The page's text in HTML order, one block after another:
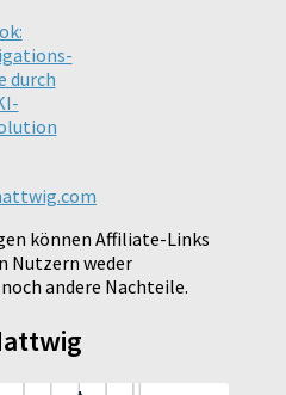
durch
können Affiliate-Links
Nutzern weder
andere Nachteile.